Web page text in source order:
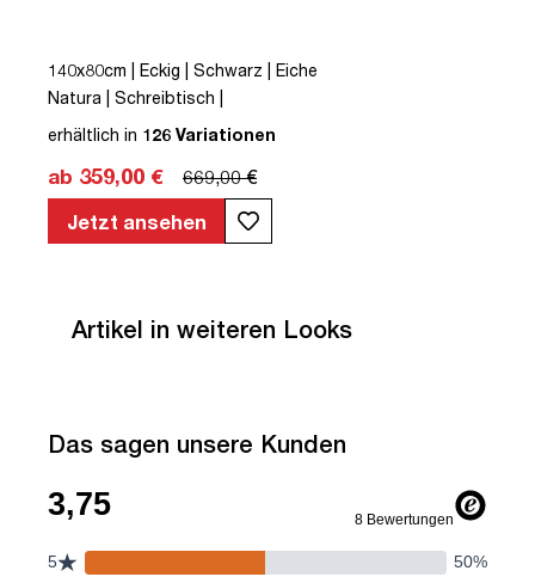
140x80cm | Eckig | Schwarz | Eiche
Natura | Schreibtisch |
höhenverstellbar | Kollisions-Schutz |
Kindersicherung | Metall | Holz |
Melaminoberfläche | Braun | Eiche
Natura | 5 Jahre Herstellergarantie |
erhältlich in 126 Variationen
ab 359,00 €
669,00 €
Jetzt ansehen
Artikel in weiteren Looks
Das sagen unsere Kunden